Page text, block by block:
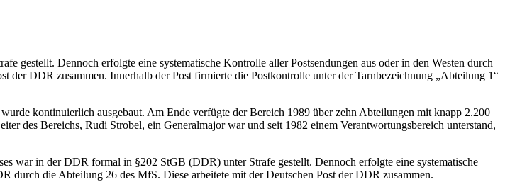
Dennoch erfolgte eine systematische Kontrolle aller Postsendungen aus oder in den Westen durch
DDR zusammen. Innerhalb der Post firmierte die Postkontrolle unter der Tarnbezeichnung
Abteilung 1
kontinuierlich ausgebaut. Am Ende verfügte der Bereich 1989 über zehn Abteilungen mit knapp 2.200
des Bereichs, Rudi Strobel, ein Generalmajor war und seit 1982 einem Verantwortungsbereich unterstand,
war in der DDR formal in §202 StGB (DDR) unter Strafe gestellt. Dennoch erfolgte eine systematische
durch die Abteilung 26 des MfS. Diese arbeitete mit der Deutschen Post der DDR zusammen.